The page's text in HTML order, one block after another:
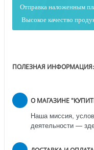
Отправка наложенным
Высокое качество
ПОЛЕЗНАЯ ИНФОРМАЦИЯ:
О МАГАЗИНЕ
Наша миссия,
деятельности —